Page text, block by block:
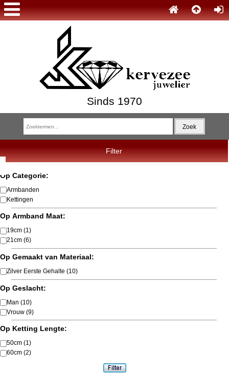
Sinds 1970
Filter
Op Categorie:
Armbanden
Kettingen
Op Armband Maat:
19cm (1)
21cm (6)
Op Gemaakt van Materiaal:
Zilver Eerste Gehalte (10)
Op Geslacht:
Man (10)
Vrouw (9)
Op Ketting Lengte:
50cm (1)
60cm (2)